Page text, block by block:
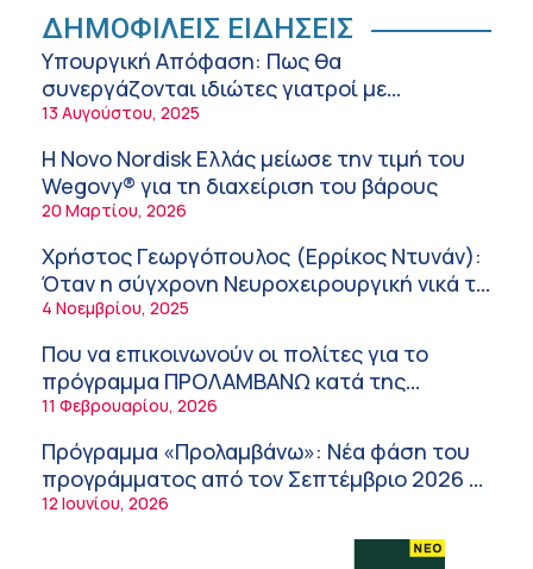
ή air-condition το καλοκαίρι
11:34 πμ
Randy Schekman, Νομπελίστας Ιατρικής:
«Σε πέντε χρόνια μπορεί να έχουμε
θεραπεία που αναστέλλει την εξέλιξη του
Πάρκινσον»
9:24 πμ
Αντώνης Βουκλαρής – «ΕΡΡΙΚΟΣ ΝΤΥΝΑΝ»
9:18 πμ
Πώς να προλάβετε και να αντιμετωπίσετε τη
διάρροια των ταξιδιωτών
8:30 πμ
Ευμενής Καραφυλλίδης (Metropolitan
General): Γιατί η διατροφή πρέπει να
καθοδηγείται από κλινικό διαιτολόγο;
7:37 πμ
Ιωάννης Μπολέτης – ΩΝΑΣΕΙΟ
5:42 πμ
ΔΗΜΟΦΙΛΕΙΣ ΕΙΔΗΣΕΙΣ
Υπουργική Απόφαση: Πως θα
συνεργάζονται ιδιώτες γιατροί με
νοσοκομεία του δημοσίου συστήματος
13 Αυγούστου, 2025
Η Novo Nordisk Ελλάς μείωσε την τιμή του
Wegovy® για τη διαχείριση του βάρους
20 Μαρτίου, 2026
Χρήστος Γεωργόπουλος (Ερρίκος Ντυνάν):
Όταν η σύγχρονη Νευροχειρουργική νικά το
φόβο!
4 Νοεμβρίου, 2025
Που να επικοινωνούν οι πολίτες για το
πρόγραμμα ΠΡΟΛΑΜΒΑΝΩ κατά της
παχυσαρκίας
11 Φεβρουαρίου, 2026
Πρόγραμμα «Προλαμβάνω»: Νέα φάση του
προγράμματος από τον Σεπτέμβριο 2026 –
Δωρεάν προληπτικές εξετάσεις έως το
12 Ιουνίου, 2026